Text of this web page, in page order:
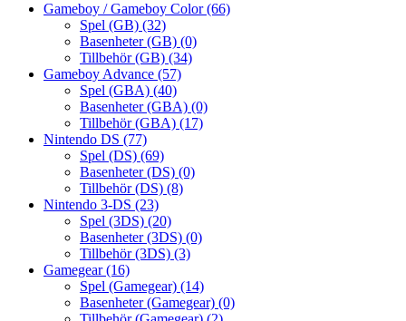
Gameboy / Gameboy Color(66)
Spel (GB) (32)
Basenheter (GB) (0)
Tillbehör (GB) (34)
Gameboy Advance (57)
Spel (GBA) (40)
Basenheter (GBA) (0)
Tillbehör (GBA) (17)
Nintendo DS (77)
Spel (DS) (69)
Basenheter (DS) (0)
Tillbehör (DS) (8)
Nintendo 3-DS (23)
Spel (3DS) (20)
Basenheter (3DS) (0)
Tillbehör (3DS) (3)
Gamegear(16)
Spel (Gamegear) (14)
Basenheter (Gamegear) (0)